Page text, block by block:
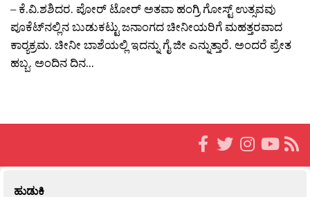
– ಕೆ.ವಿ.ಶಶಿದರ. ಪೋರ್ ಟೋರ್ ಅತವಾ ಹಂಗ್ರಿ ಗೋಸ್ಟ್ ಉತ್ಸವವು
ಪೂಕೆಟ್‍ನಲ್ಲಿನ ಬುಡುಕಟ್ಟು ಜನಾಂಗದ ಚೀನೀಯರಿಗೆ ಮಹತ್ತರವಾದ
ಕಾರ‍್ಯಕ್ರಮ. ಚೀನೀ ಬಾಶೆಯಲ್ಲಿ ಇದನ್ನು ಗೈ ಜೀ ಎನ್ನುತ್ತಾರೆ. ಅಂದರೆ ಪ್ರೇತ
ಹಬ್ಬ. ಅಂದಿನ ದಿನ...
ಹುಡುಕಿ